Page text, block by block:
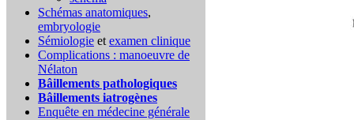
Schémas anatomiques,
embryologie
Sémiologie et examen clinique
Complications : manoeuvre de
Nélaton
Bâillements pathologiques
Bâillements iatrogènes
Enquête en médecine générale